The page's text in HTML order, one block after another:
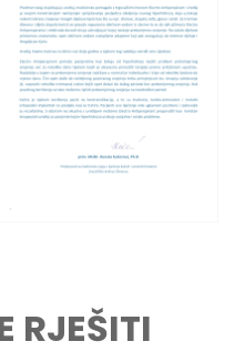
RJEŠITI